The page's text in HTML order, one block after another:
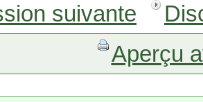
suivante
Aperçu